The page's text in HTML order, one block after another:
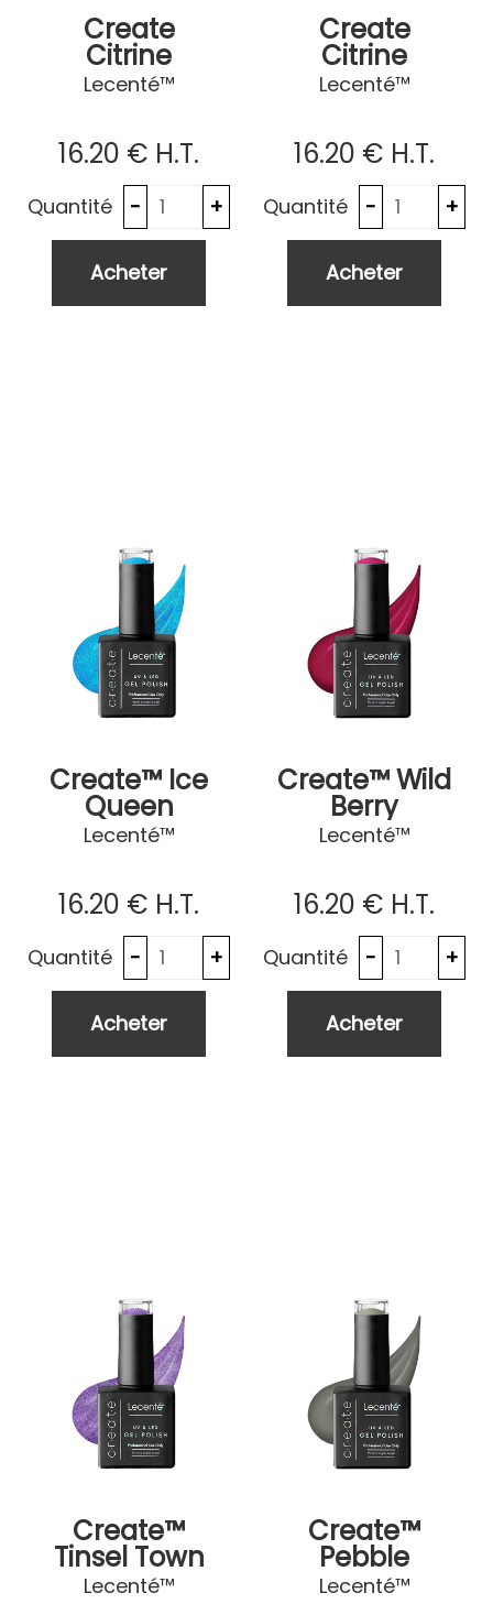
Create
Citrine
Lecenté™
16.20 € H.T.
Quantité
Create
Citrine
Lecenté™
16.20 € H.T.
Quantité
Create™ Ice
Queen
Lecenté™
16.20 € H.T.
Quantité
Create™ Wild
Berry
Lecenté™
16.20 € H.T.
Quantité
Create™
Tinsel Town
Lecenté™
Create™
Pebble
Beach
Lecenté™